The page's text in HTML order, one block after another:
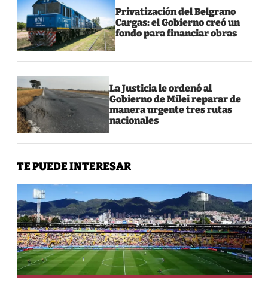
Privatización del Belgrano
Cargas: el Gobierno creó un
fondo para financiar obras
La Justicia le ordenó al
Gobierno de Milei reparar de
manera urgente tres rutas
nacionales
TE PUEDE INTERESAR